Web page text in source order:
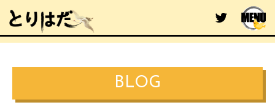
BLOG